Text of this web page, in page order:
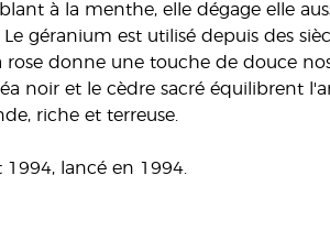
à la menthe, elle dégage elle
géranium est utilisé depuis des
rose donne une touche de douce
noir et le cèdre sacré équilibrent
riche et terreuse.
1994, lancé en 1994.